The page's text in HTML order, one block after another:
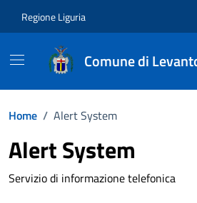
Regione Liguria
Comune di
Home / Alert System
Alert System
Servizio di informazione telefonica